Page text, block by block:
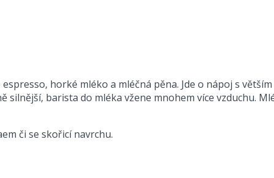
horké mléko a mléčná pěna. Jde o nápoj s
silnější, barista do mléka vžene mnohem více vzduchu.
či se skořicí navrchu.